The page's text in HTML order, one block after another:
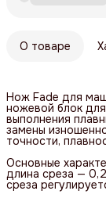
О товаре
Нож Fade для
ножевой блок
выполнения
замены
точности,
Основные
длина среза —
среза